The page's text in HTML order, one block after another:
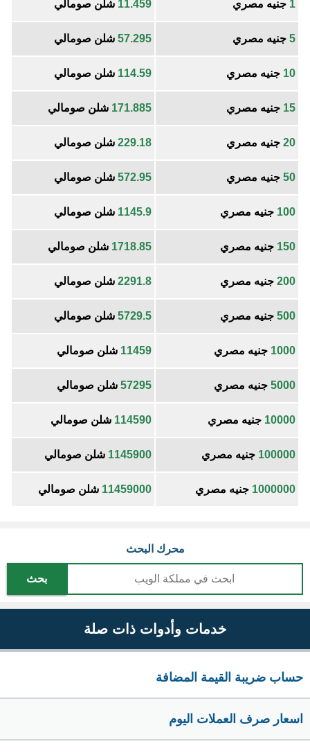
1 جنيه مصري 11.459 شلن صومالي
5 جنيه مصري 57.295 شلن صومالي
10 جنيه مصري 114.59 شلن صومالي
15 جنيه مصري 171.885 شلن صومالي
20 جنيه مصري 229.18 شلن صومالي
50 جنيه مصري 572.95 شلن صومالي
100 جنيه مصري 1145.9 شلن صومالي
150 جنيه مصري 1718.85 شلن صومالي
200 جنيه مصري 2291.8 شلن صومالي
500 جنيه مصري 5729.5 شلن صومالي
1000 جنيه مصري 11459 شلن صومالي
5000 جنيه مصري 57295 شلن صومالي
10000 جنيه مصري 114590 شلن صومالي
100000 جنيه مصري 1145900 شلن صومالي
1000000 جنيه مصري 11459000 شلن صومالي
محرك البحث
بحث
خدمات وأدوات ذات صلة
حساب ضريبة القيمة المضافة
اسعار صرف العملات اليوم